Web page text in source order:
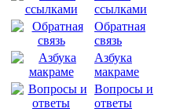
ссылками
Обратная
связь
Азбука
макраме
Вопросы и
ответы